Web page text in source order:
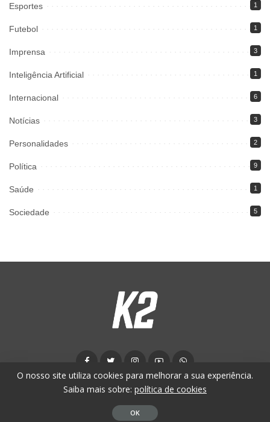
Esportes 1
Futebol 1
Imprensa 3
Inteligência Artificial 1
Internacional 6
Notícias 3
Personalidades 2
Política 9
Saúde 1
Sociedade 5
© K2 News - 2024. Todos os direitos reservados.
O nosso site utiliza cookies para melhorar a sua experiência.
Saiba mais sobre: política de cookies
OK